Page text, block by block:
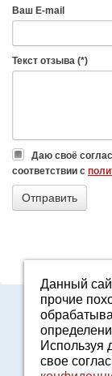
Ваш E-mail
Текст отзыва (*)
Даю своё
соответствии с
Данный
прочие
Используя
свое